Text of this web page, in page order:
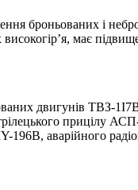
броньованих і
має
двигунів ТВЗ-
стрілецького
196В, аварійного